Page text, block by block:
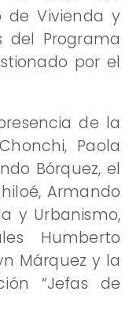
de Vivienda y
del Programa
por el
de la
Paola
Bórquez, el
Armando
y Urbanismo,
Humberto
Márquez y la
“Jefas de